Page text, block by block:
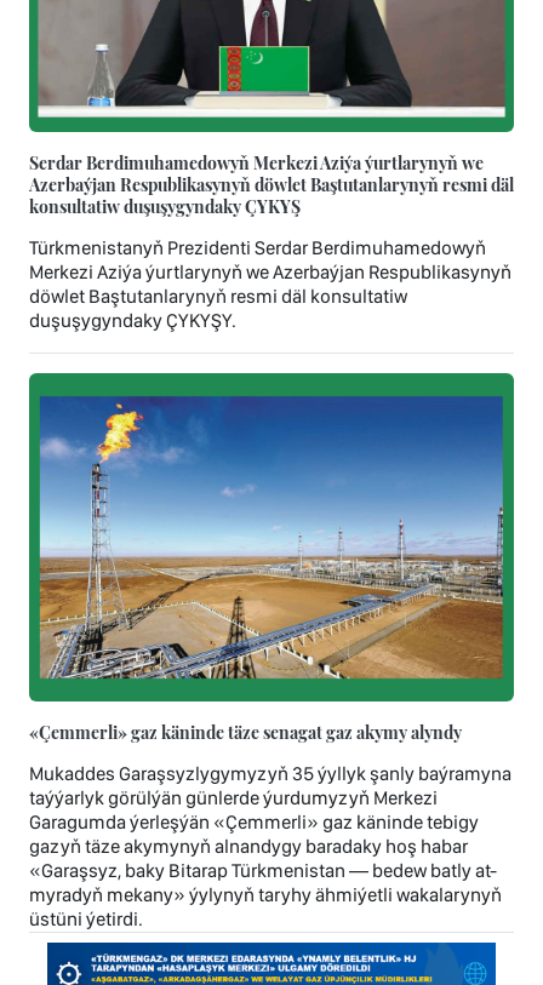
Serdar Berdimuhamedowyň Merkezi Aziýa ýurtlarynyň we
Azerbaýjan Respublikasynyň döwlet Baştutanlarynyň resmi däl
konsultatiw duşuşygyndaky ÇYKYŞ
Türkmenistanyň Prezidenti Serdar Berdimuhamedowyň
Merkezi Aziýa ýurtlarynyň we Azerbaýjan Respublikasynyň
döwlet Baştutanlarynyň resmi däl konsultatiw
duşuşygyndaky ÇYKYŞY.
«Çemmerli» gaz käninde täze senagat gaz akymy alyndy
Mukaddes Garaşsyzlygymyzyň 35 ýyllyk şanly baýramyna
taýýarlyk görülýän günlerde ýurdumyzyň Merkezi
Garagumda ýerleşýän «Çemmerli» gaz käninde tebigy
gazyň täze akymynyň alnandygy baradaky hoş habar
«Garaşsyz, baky Bitarap Türkmenistan — bedew batly at-
myradyň mekany» ýylynyň taryhy ähmiýetli wakalarynyň
üstüni ýetirdi.